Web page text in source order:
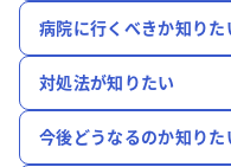
病院に行くべきか知りた
対処法が知りたい
今後どうなるのか知りた